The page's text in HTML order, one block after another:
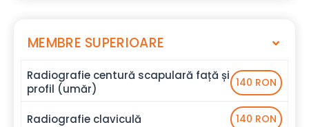
MEMBRE SUPERIOARE
Radiografie centură scapulară față și
profil (umăr)
140 RON
Radiografie claviculă 140 RON